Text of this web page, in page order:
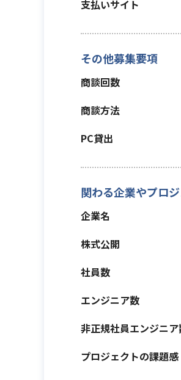
支払いサイト
その他募集要項
商談回数
商談方法
PC貸出
関わる企業やプロ
企業名
株式公開
社員数
エンジニア数
非正規社員エンジニ
プロジェクトの課題感